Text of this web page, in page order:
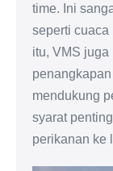
time. Ini
seperti cuaca
itu, VMS
mendukung
syarat
perikanan ke